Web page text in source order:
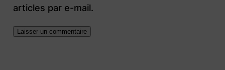
articles par e-mail.